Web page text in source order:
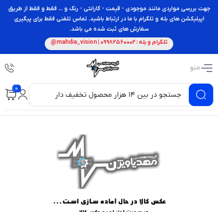
جهت بررسی مواردی مانند موجودی - قیمت - گارانتی - رنگ و ... فقط و فقط از طریق
اپیلیکشن های بله و تلگرام با ما در ارتباط باشید. تماس تلفنی فقط برای پیگیری
سفارش های ثبت شده می باشد.
تلگرام و بله : 09982560002 | mahdia_vision@
منو
0